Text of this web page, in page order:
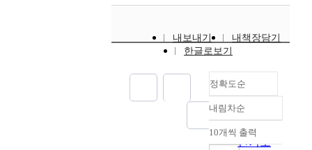
내보내기
내책장담기
한글로보기
정확도순
정확도
순
인기도
내림차순
내림차순
10개씩 출력